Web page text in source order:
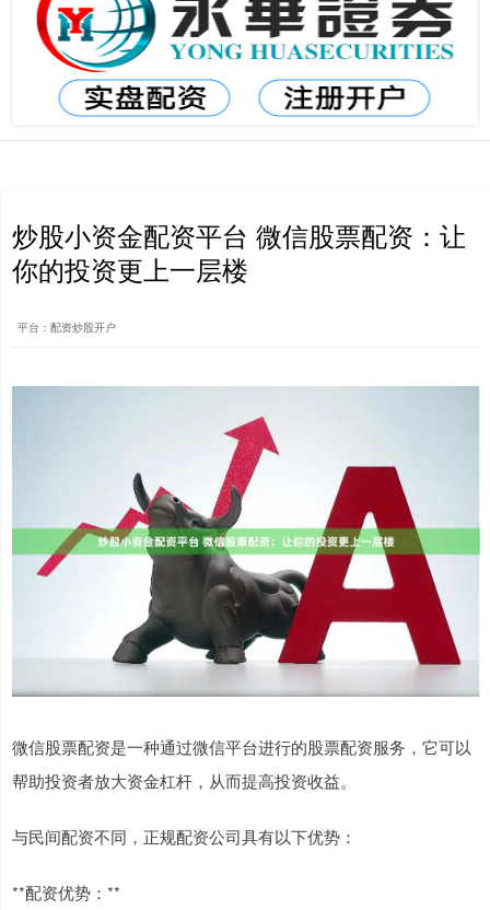
炒股小资金配资平台 微信股票配资：让
你的投资更上一层楼
平台：配资炒股开户
微信股票配资是一种通过微信平台进行的股票配资服务，它可以
帮助投资者放大资金杠杆，从而提高投资收益。
与民间配资不同，正规配资公司具有以下优势：
**配资优势：**